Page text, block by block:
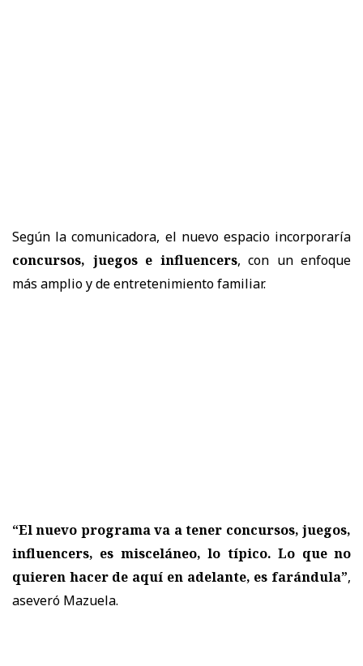
Según la comunicadora, el nuevo espacio incorporaría
concursos, juegos e influencers, con un enfoque
más amplio y de entretenimiento familiar.
“El nuevo programa va a tener concursos, juegos,
influencers, es misceláneo, lo típico. Lo que no
quieren hacer de aquí en adelante, es farándula”,
aseveró Mazuela.